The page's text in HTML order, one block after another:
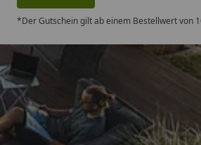
*Der Gutschein gilt ab einem Bestellwert von
Trusted Shops
4,83/ 5